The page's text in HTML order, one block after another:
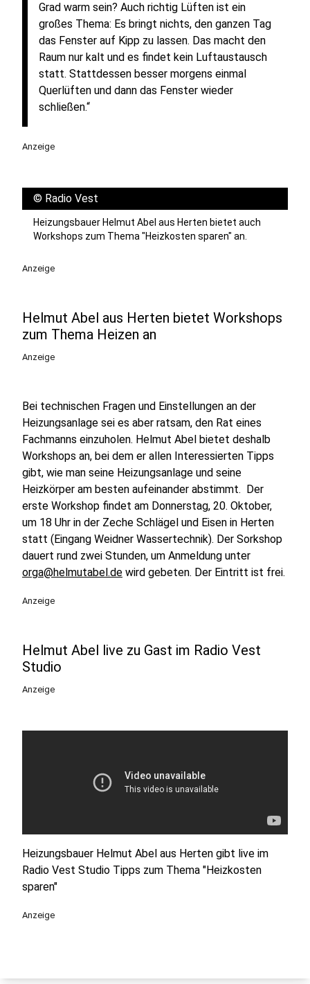
Grad warm sein? Auch richtig Lüften ist ein
großes Thema: Es bringt nichts, den ganzen Tag
das Fenster auf Kipp zu lassen. Das macht den
Raum nur kalt und es findet kein Luftaustausch
statt. Stattdessen besser morgens einmal
Querlüften und dann das Fenster wieder
schließen.“
Anzeige
© Radio Vest
Heizungsbauer Helmut Abel aus Herten bietet auch
Workshops zum Thema "Heizkosten sparen" an.
Anzeige
Helmut Abel aus Herten bietet Workshops
zum Thema Heizen an
Anzeige
Bei technischen Fragen und Einstellungen an der
Heizungsanlage sei es aber ratsam, den Rat eines
Fachmanns einzuholen. Helmut Abel bietet deshalb
Workshops an, bei dem er allen Interessierten Tipps
gibt, wie man seine Heizungsanlage und seine
Heizkörper am besten aufeinander abstimmt. Der
erste Workshop findet am Donnerstag, 20. Oktober,
um 18 Uhr in der Zeche Schlägel und Eisen in Herten
statt (Eingang Weidner Wassertechnik). Der Sorkshop
dauert rund zwei Stunden, um Anmeldung unter
orga@helmutabel.de wird gebeten. Der Eintritt ist frei.
Anzeige
Helmut Abel live zu Gast im Radio Vest
Studio
Anzeige
Heizungsbauer Helmut Abel aus Herten gibt live im
Radio Vest Studio Tipps zum Thema "Heizkosten
sparen"
Anzeige